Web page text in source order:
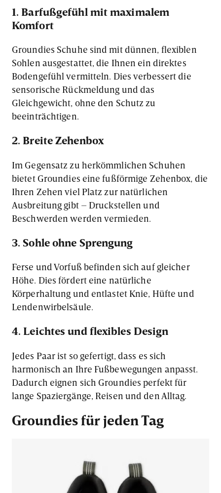
1. Barfußgefühl mit maximalem
Komfort
Groundies Schuhe sind mit dünnen, flexiblen
Sohlen ausgestattet, die Ihnen ein direktes
Bodengefühl vermitteln. Dies verbessert die
sensorische Rückmeldung und das
Gleichgewicht, ohne den Schutz zu
beeinträchtigen.
2. Breite Zehenbox
Im Gegensatz zu herkömmlichen Schuhen
bietet Groundies eine fußförmige Zehenbox, die
Ihren Zehen viel Platz zur natürlichen
Ausbreitung gibt – Druckstellen und
Beschwerden werden vermieden.
3. Sohle ohne Sprengung
Ferse und Vorfuß befinden sich auf gleicher
Höhe. Dies fördert eine natürliche
Körperhaltung und entlastet Knie, Hüfte und
Lendenwirbelsäule.
4. Leichtes und flexibles Design
Jedes Paar ist so gefertigt, dass es sich
harmonisch an Ihre Fußbewegungen anpasst.
Dadurch eignen sich Groundies perfekt für
lange Spaziergänge, Reisen und den Alltag.
Groundies für jeden Tag